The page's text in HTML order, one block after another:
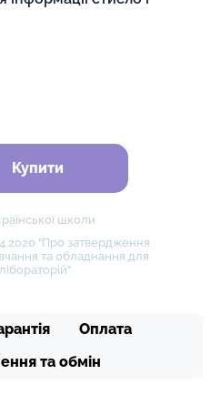
Купити
школи
"Про затвердження
та обладнання для
Оплата
та обмін